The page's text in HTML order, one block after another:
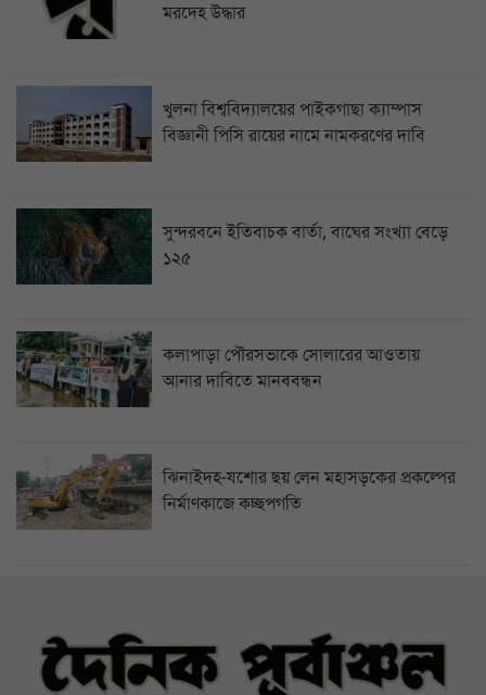
মরদেহ উদ্ধার
খুলনা বিশ্ববিদ্যালয়ের পাইকগাছা ক্যাম্পাস
বিজ্ঞানী পিসি রায়ের নামে নামকরণের দাবি
সুন্দরবনে ইতিবাচক বার্তা, বাঘের সংখ্যা বেড়ে
১২৫
কলাপাড়া পৌরসভাকে সোলারের আওতায়
আনার দাবিতে মানববন্ধন
ঝিনাইদহ-যশোর ছয় লেন মহাসড়কের প্রকল্পের
নির্মাণকাজে কচ্ছপগতি